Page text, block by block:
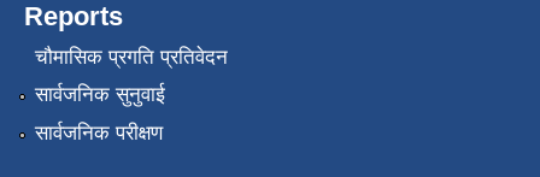
Reports
चौमासिक प्रगति प्रतिवेदन
सार्वजनिक सुनुवाई
सार्वजनिक परीक्षण